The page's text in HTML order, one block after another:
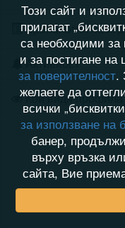
Хронология на
Активност
Кой видя профила
Този сайт и
прилагат
са необходими
и за постигане на
за поверителност.
желаете да
всички
за използване на
банер,
върху връзка
сайта, Вие